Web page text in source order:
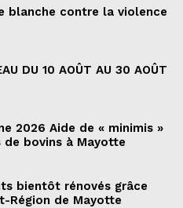
blanche contre la violence
DU 10 AOÛT AU 30 AOÛT
2026 Aide de « minimis »
bovins à Mayotte
bientôt rénovés grâce
Région de Mayotte